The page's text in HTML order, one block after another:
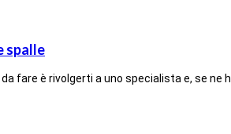
spalle
fare è rivolgerti a uno specialista e, se ne